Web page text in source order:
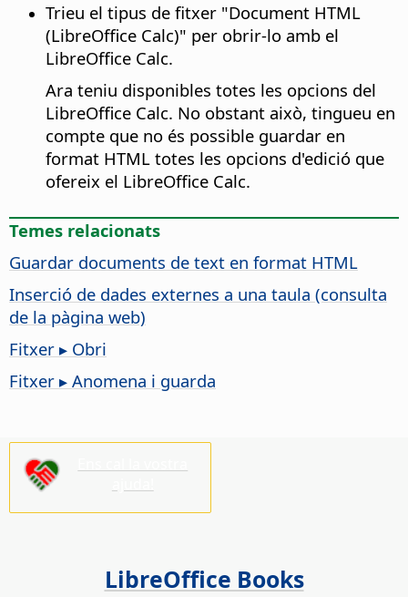
Trieu el tipus de fitxer "Document HTML
(LibreOffice Calc)" per obrir-lo amb el
LibreOffice Calc.
Ara teniu disponibles totes les opcions del
LibreOffice Calc. No obstant això, tingueu en
compte que no és possible guardar en
format HTML totes les opcions d'edició que
ofereix el LibreOffice Calc.
Temes relacionats
Guardar documents de text en format HTML
Inserció de dades externes a una taula (consulta
de la pàgina web)
Fitxer ▸ Obri
Fitxer ▸ Anomena i guarda
LibreOffice Books